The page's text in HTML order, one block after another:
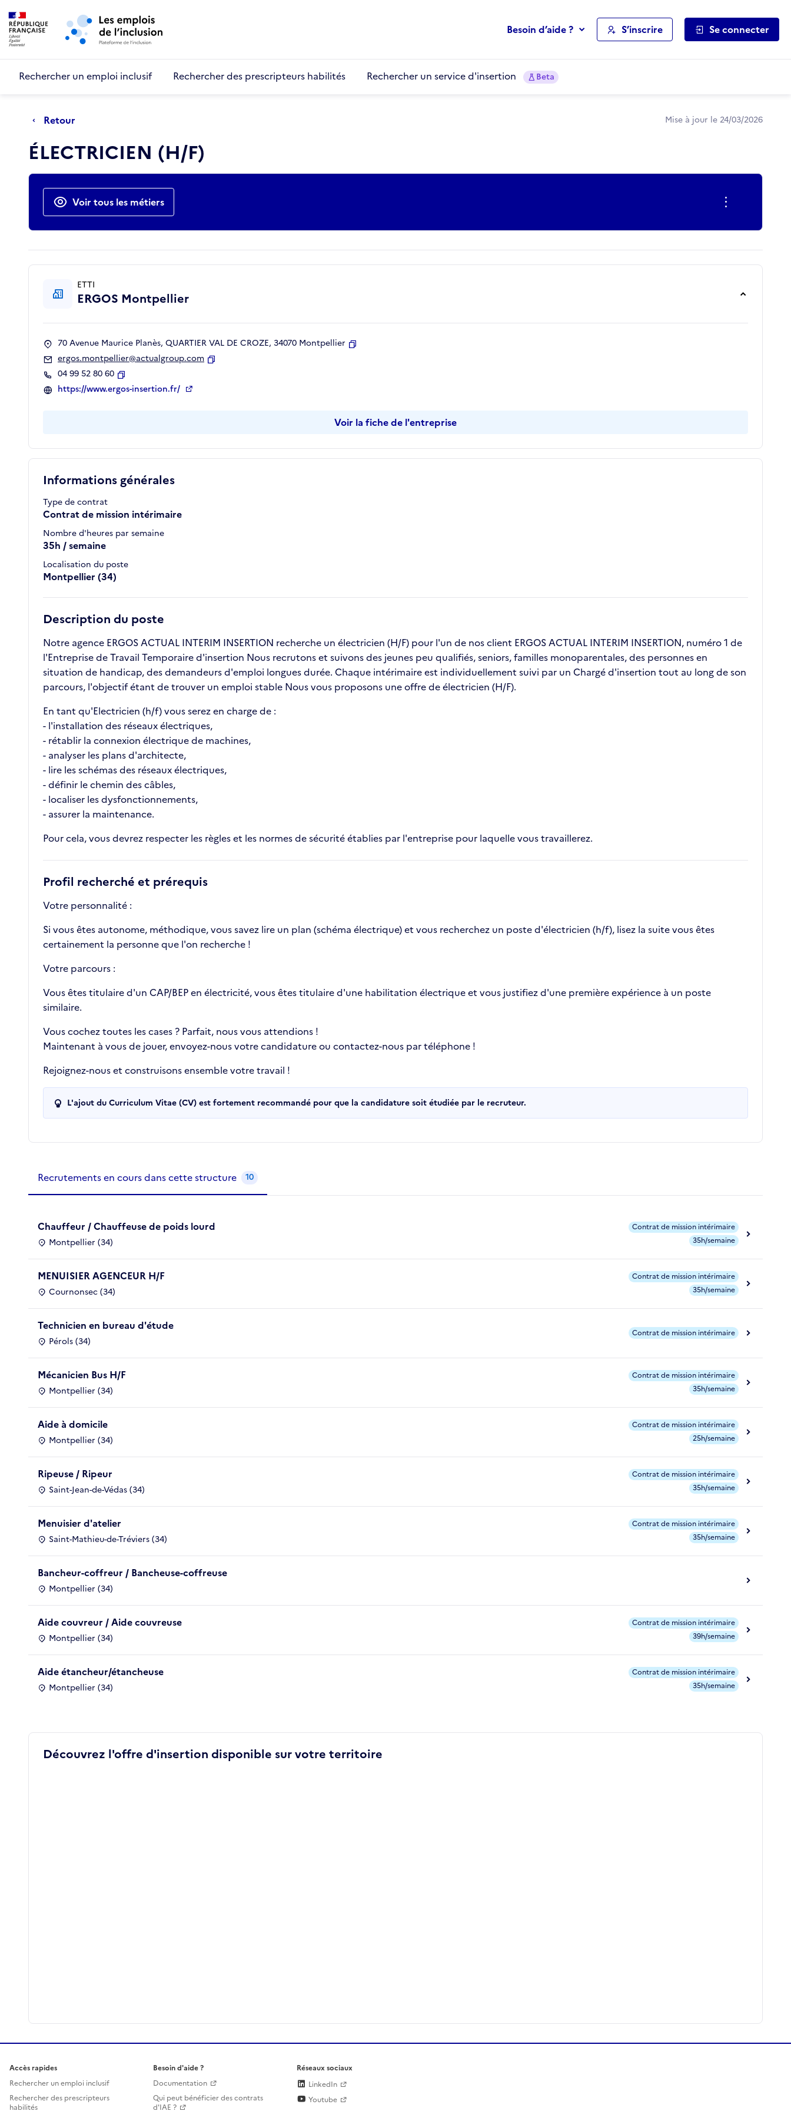
Aller au menu principal
Besoin d’aide ? S’inscrire Se connecter
Rechercher un emploi inclusif Rechercher des prescripteurs habilités Rechercher un service d'insertion Beta
Retour Mise à jour le 24/03/2026
ÉLECTRICIEN (H/F)
Actions rapides
Voir tous les métiers
Informations générales
Type de contrat
Contrat de mission intérimaire
Nombre d'heures par semaine
35h / semaine
Localisation du poste
Montpellier (34)
Description du poste
Notre agence ERGOS ACTUAL INTERIM INSERTION recherche un électricien (H/F) pour l'un de nos client ERGOS ACTUAL INTERIM INSERTION, numéro 1 de
l'Entreprise de Travail Temporaire d'insertion Nous recrutons et suivons des jeunes peu qualifiés, seniors, familles monoparentales, des personnes en
situation de handicap, des demandeurs d'emploi longues durée. Chaque intérimaire est individuellement suivi par un Chargé d'insertion tout au long de son
parcours, l'objectif étant de trouver un emploi stable Nous vous proposons une offre de électricien (H/F).
En tant qu'Electricien (h/f) vous serez en charge de :
- l'installation des réseaux électriques,
- rétablir la connexion électrique de machines,
- analyser les plans d'architecte,
- lire les schémas des réseaux électriques,
- définir le chemin des câbles,
- localiser les dysfonctionnements,
- assurer la maintenance.
Pour cela, vous devrez respecter les règles et les normes de sécurité établies par l'entreprise pour laquelle vous travaillerez.
Profil recherché et prérequis
Votre personnalité :
Si vous êtes autonome, méthodique, vous savez lire un plan (schéma électrique) et vous recherchez un poste d'électricien (h/f), lisez la suite vous êtes
certainement la personne que l'on recherche !
Votre parcours :
Vous êtes titulaire d'un CAP/BEP en électricité, vous êtes titulaire d'une habilitation électrique et vous justifiez d'une première expérience à un poste
similaire.
Vous cochez toutes les cases ? Parfait, nous vous attendions !
Maintenant à vous de jouer, envoyez-nous votre candidature ou contactez-nous par téléphone !
Rejoignez-nous et construisons ensemble votre travail !
L'ajout du Curriculum Vitae (CV) est fortement recommandé pour que la candidature soit étudiée par le recruteur.
ETTI
ERGOS Montpellier
70 Avenue Maurice Planès, QUARTIER VAL DE CROZE, 34070 Montpellier
ergos.montpellier@actualgroup.com
04 99 52 80 60
Copier
https://www.ergos-insertion.fr/
Voir la fiche de l'entreprise
Recrutements de la structure
Recrutements en cours dans cette structure 10
Chauffeur / Chauffeuse de poids lourd
Montpellier (34)
Contrat de mission intérimaire
35h/semaine
MENUISIER AGENCEUR H/F
Cournonsec (34)
Contrat de mission intérimaire
35h/semaine
Technicien en bureau d'étude
Pérols (34)
Contrat de mission intérimaire
Mécanicien Bus H/F
Montpellier (34)
Contrat de mission intérimaire
35h/semaine
Aide à domicile
Montpellier (34)
Contrat de mission intérimaire
25h/semaine
Ripeuse / Ripeur
Saint-Jean-de-Védas (34)
Contrat de mission intérimaire
35h/semaine
Menuisier d'atelier
Saint-Mathieu-de-Tréviers (34)
Contrat de mission intérimaire
35h/semaine
Bancheur-coffreur / Bancheuse-coffreuse
Montpellier (34)
Aide couvreur / Aide couvreuse
Montpellier (34)
Contrat de mission intérimaire
39h/semaine
Aide étancheur/étancheuse
Montpellier (34)
Contrat de mission intérimaire
35h/semaine
Découvrez l'offre d'insertion disponible sur votre territoire
Accès rapides
Rechercher un emploi inclusif
Rechercher des prescripteurs
habilités
Besoin d'aide ?
Documentation
Qui peut bénéficier des contrats
d'IAE ?
Réseaux sociaux
LinkedIn
Youtube